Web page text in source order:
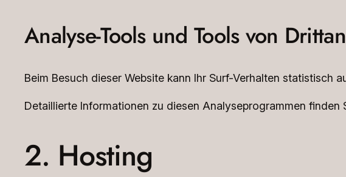
Analyse-Tools und Tools von
Beim Besuch dieser Website kann Ihr Surf-Verhalten
Detaillierte Informationen zu diesen Analyseprogrammen
2. Hosting